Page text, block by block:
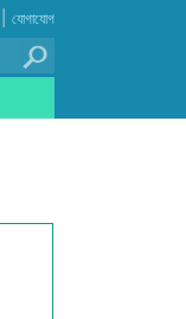
যোগাযোগ
|